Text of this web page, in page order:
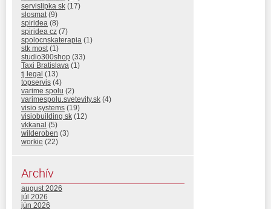
servislipka sk (17)
slosmat(9)
spiridea (8)
spiridea cz (7)
spolocnskaterapia (1)
stk most(1)
studio300shop (33)
Taxi Bratislava (1)
tj legal (13)
topservis (4)
varime spolu (2)
varimespolu.svetevity.sk (4)
visio systems (19)
visiobuilding sk (12)
vkkanal (5)
wilderoben (3)
workie (22)
Archív
august 2026
júl 2026
jún 2026